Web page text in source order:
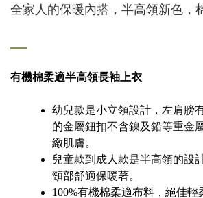
全家人的保暖內搭，半高領新色，
有機棉柔適半高領長袖上衣
幼兒款是小立領設計，左肩膀
的金屬鈕扣不含鎳及鉛等重金
緻肌膚。
兒童款到成人款是半高領的設
頸部舒適保暖著。
100%有機棉柔適布料，絕佳